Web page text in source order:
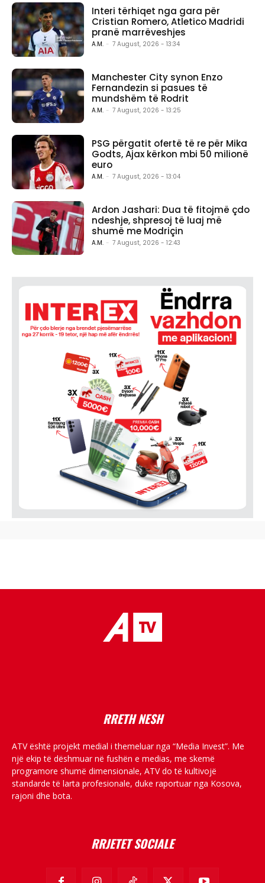
Interi tërhiqet nga gara për
Cristian Romero, Atletico Madridi
pranë marrëveshjes
A.M. - 7 August, 2026 - 13:34
Manchester City synon Enzo
Fernandezin si pasues të
mundshëm të Rodrit
A.M. - 7 August, 2026 - 13:25
PSG përgatit ofertë të re për Mika
Godts, Ajax kërkon mbi 50 milionë
euro
A.M. - 7 August, 2026 - 13:04
Ardon Jashari: Dua të fitojmë çdo
ndeshje, shpresoj të luaj më
shumë me Modriçin
A.M. - 7 August, 2026 - 12:43
RRETH NESH
ATV është projekt medial i themeluar nga “Media Invest”. Me
një ekip të dëshmuar në fushën e medias, me skemë
programore shumë dimensionale, ATV do të kultivojë
standarde të larta profesionale, duke raportuar nga Kosova,
rajoni dhe bota.
RRJETET SOCIALE